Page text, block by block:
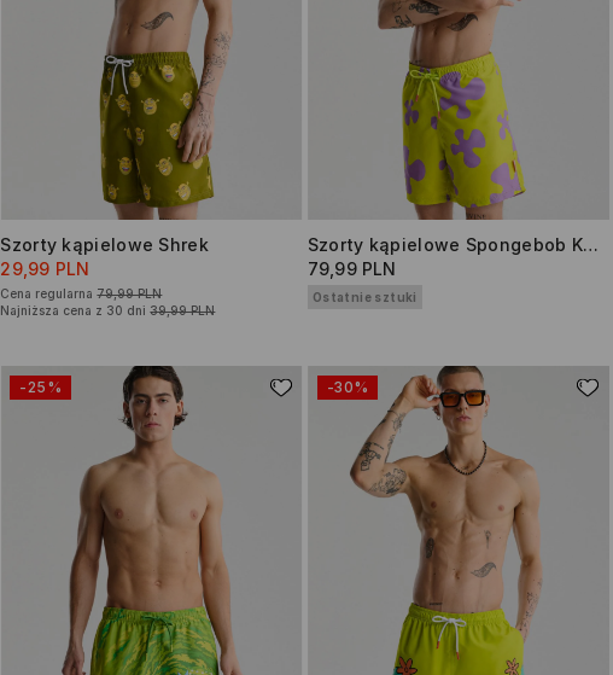
Szorty kąpielowe Shrek
29,99 PLN
Cena regularna 79,99 PLN
Najniższa cena z 30 dni 39,99 PLN
Szorty kąpielowe Spongebob Kanciastoporty
79,99 PLN
Ostatnie sztuki
-25% -30%